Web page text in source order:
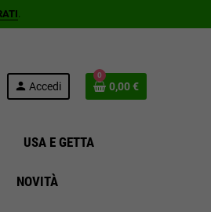
.
person Accedi
0
0,00 €
USA E GETTA
NOVITÀ